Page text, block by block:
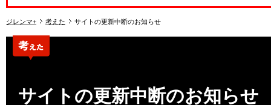
ジレンマ+ 考えた サイトの更新中断のお知らせ
サイトの更新中断のお知らせ